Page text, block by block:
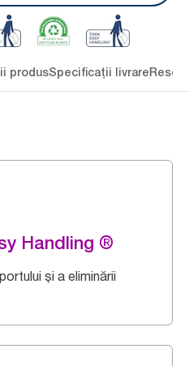
produsSpecificații livrare
Handling ®
și a eliminării